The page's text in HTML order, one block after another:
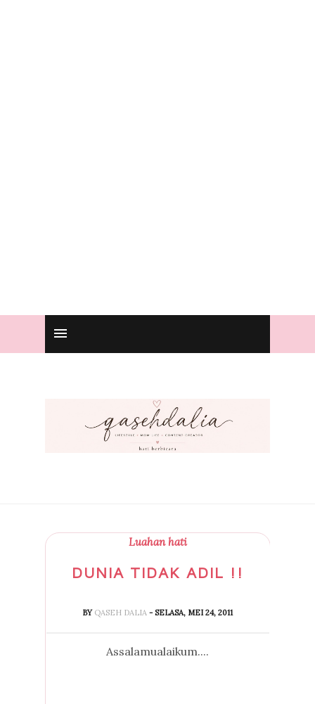
Luahan hati
DUNIA TIDAK ADIL !!
BY QASEH DALIA- SELASA, MEI 24, 2011
Assalamualaikum....